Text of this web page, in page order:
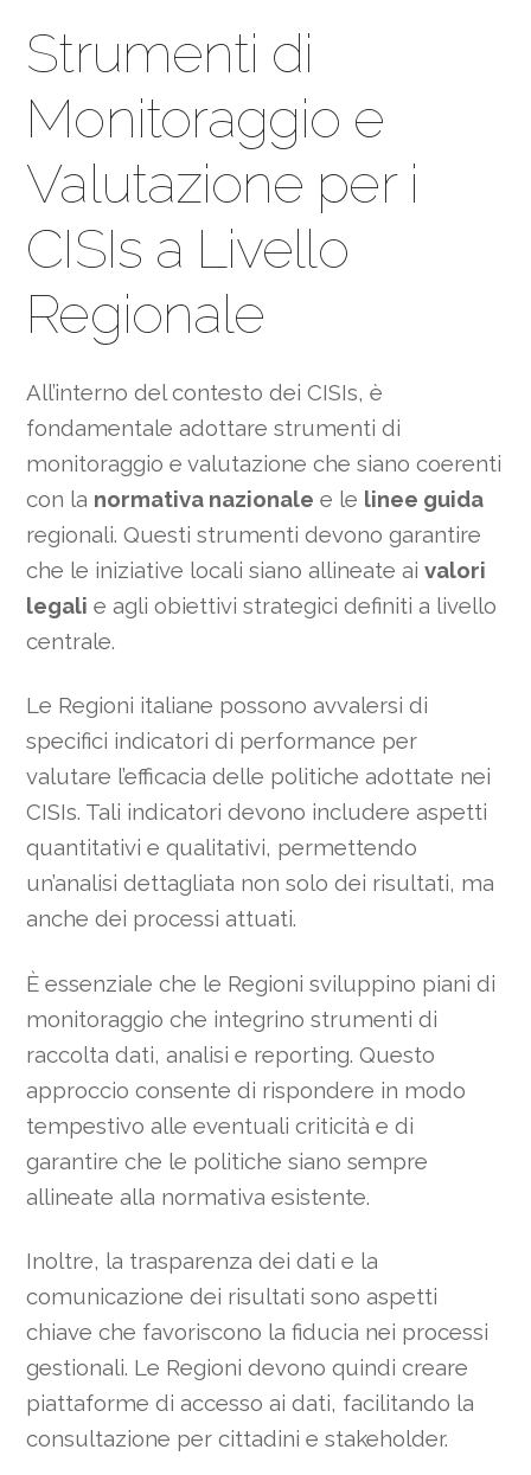
Strumenti di
Monitoraggio e
Valutazione per i
CISIs a Livello
Regionale
All’interno del contesto dei CISIs, è
fondamentale adottare strumenti di
monitoraggio e valutazione che siano coerenti
con la normativa nazionale e le linee guida
regionali. Questi strumenti devono garantire
che le iniziative locali siano allineate aivalori
legali e agli obiettivi strategici definiti a livello
centrale.
Le Regioni italiane possono avvalersi di
specifici indicatori di performance per
valutare l’efficacia delle politiche adottate nei
CISIs. Tali indicatori devono includere aspetti
quantitativi e qualitativi, permettendo
un’analisi dettagliata non solo dei risultati, ma
anche dei processi attuati.
È essenziale che le Regioni sviluppino piani di
monitoraggio che integrino strumenti di
raccolta dati, analisi e reporting. Questo
approccio consente di rispondere in modo
tempestivo alle eventuali criticità e di
garantire che le politiche siano sempre
allineate alla normativa esistente.
Inoltre, la trasparenza dei dati e la
comunicazione dei risultati sono aspetti
chiave che favoriscono la fiducia nei processi
gestionali. Le Regioni devono quindi creare
piattaforme di accesso ai dati, facilitando la
consultazione per cittadini e stakeholder.